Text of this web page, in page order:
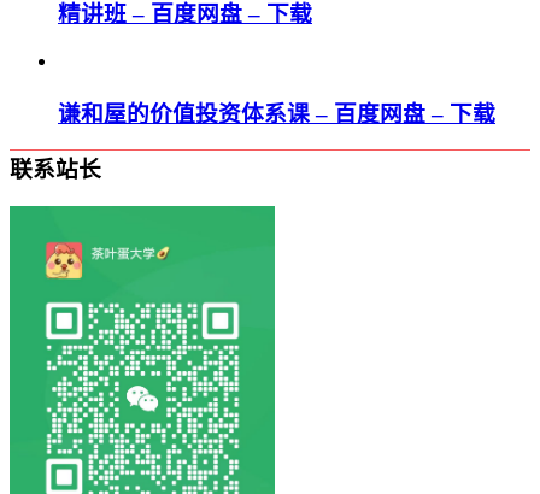
精讲班 – 百度网盘 – 下载
谦和屋的价值投资体系课 – 百度网盘 – 下载
联系站长